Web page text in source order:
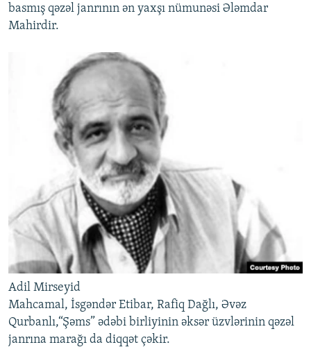
basmış qəzəl janrının ən yaxşı nümunəsi Ələmdar
Mahirdir.
Adil Mirseyid
Mahcamal, İsgəndər Etibar, Rafiq Dağlı, Əvəz
Qurbanlı,“Şəms” ədəbi birliyinin əksər üzvlərinin qəzəl
janrına marağı da diqqət çəkir.